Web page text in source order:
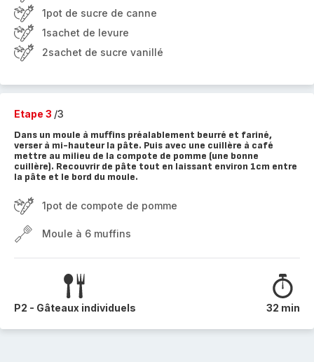
1pot de sucre de canne
1sachet de levure
2sachet de sucre vanillé
Etape 3 /3
Dans un moule à muffins préalablement beurré et fariné,
verser à mi-hauteur la pâte. Puis avec une cuillère à café
mettre au milieu de la compote de pomme (une bonne
cuillère). Recouvrir de pâte tout en laissant environ 1cm entre
la pâte et le bord du moule.
1pot de compote de pomme
Moule à 6 muffins
P2 - Gâteaux individuels 32 min